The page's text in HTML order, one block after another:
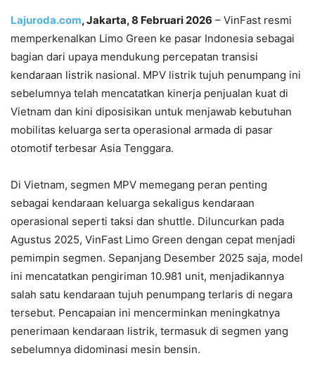
Lajuroda.com, Jakarta, 8 Februari 2026 – VinFast resmi
memperkenalkan Limo Green ke pasar Indonesia sebagai
bagian dari upaya mendukung percepatan transisi
kendaraan listrik nasional. MPV listrik tujuh penumpang ini
sebelumnya telah mencatatkan kinerja penjualan kuat di
Vietnam dan kini diposisikan untuk menjawab kebutuhan
mobilitas keluarga serta operasional armada di pasar
otomotif terbesar Asia Tenggara.
Di Vietnam, segmen MPV memegang peran penting
sebagai kendaraan keluarga sekaligus kendaraan
operasional seperti taksi dan shuttle. Diluncurkan pada
Agustus 2025, VinFast Limo Green dengan cepat menjadi
pemimpin segmen. Sepanjang Desember 2025 saja, model
ini mencatatkan pengiriman 10.981 unit, menjadikannya
salah satu kendaraan tujuh penumpang terlaris di negara
tersebut. Pencapaian ini mencerminkan meningkatnya
penerimaan kendaraan listrik, termasuk di segmen yang
sebelumnya didominasi mesin bensin.